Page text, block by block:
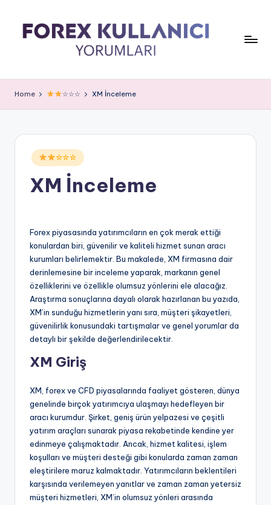
Home ☆☆☆ XM İnceleme
Posted
in
☆☆☆
XM İnceleme
Forex piyasasında yatırımcıların en çok merak ettiği
konulardan biri, güvenilir ve kaliteli hizmet sunan aracı
kurumları belirlemektir. Bu makalede, XM firmasına dair
derinlemesine bir inceleme yaparak, markanın genel
özelliklerini ve özellikle olumsuz yönlerini ele alacağız.
Araştırma sonuçlarına dayalı olarak hazırlanan bu yazıda,
XM’in sunduğu hizmetlerin yanı sıra, müşteri şikayetleri,
güvenilirlik konusundaki tartışmalar ve genel yorumlar da
detaylı bir şekilde değerlendirilecektir.
XM Giriş
XM, forex ve CFD piyasalarında faaliyet gösteren, dünya
genelinde birçok yatırımcıya ulaşmayı hedefleyen bir
aracı kurumdur. Şirket, geniş ürün yelpazesi ve çeşitli
yatırım araçları sunarak piyasa rekabetinde kendine yer
edinmeye çalışmaktadır. Ancak, hizmet kalitesi, işlem
koşulları ve müşteri desteği gibi konularda zaman zaman
eleştirilere maruz kalmaktadır. Yatırımcıların beklentileri
karşısında verilemeyen yanıtlar ve zaman zaman yetersiz
müşteri hizmetleri, XM’in olumsuz yönleri arasında